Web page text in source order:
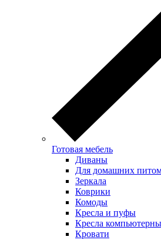
Готовая мебель
Диваны
Для домашних
Зеркала
Коврики
Комоды
Кресла и пуфы
Кресла
Кровати